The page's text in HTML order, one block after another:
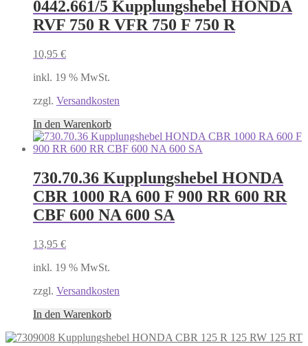
0442.661/5 Kupplungshebel HONDA
RVF 750 R VFR 750 F 750 R
10,95 €
inkl. 19 % MwSt.
zzgl. Versandkosten
In den Warenkorb
730.70.36 Kupplungshebel HONDA
CBR 1000 RA 600 F 900 RR 600 RR
CBF 600 NA 600 SA
13,95 €
inkl. 19 % MwSt.
zzgl. Versandkosten
In den Warenkorb